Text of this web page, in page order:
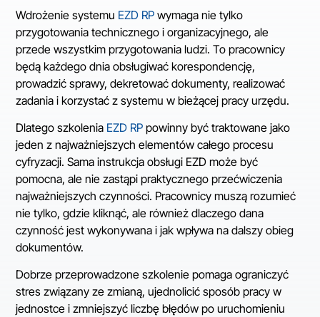
Wdrożenie systemu EZD RP wymaga nie tylko
przygotowania technicznego i organizacyjnego, ale
przede wszystkim przygotowania ludzi. To pracownicy
będą każdego dnia obsługiwać korespondencję,
prowadzić sprawy, dekretować dokumenty, realizować
zadania i korzystać z systemu w bieżącej pracy urzędu.
Dlatego szkolenia EZD RP powinny być traktowane jako
jeden z najważniejszych elementów całego procesu
cyfryzacji. Sama instrukcja obsługi EZD może być
pomocna, ale nie zastąpi praktycznego przećwiczenia
najważniejszych czynności. Pracownicy muszą rozumieć
nie tylko, gdzie kliknąć, ale również dlaczego dana
czynność jest wykonywana i jak wpływa na dalszy obieg
dokumentów.
Dobrze przeprowadzone szkolenie pomaga ograniczyć
stres związany ze zmianą, ujednolicić sposób pracy w
jednostce i zmniejszyć liczbę błędów po uruchomieniu